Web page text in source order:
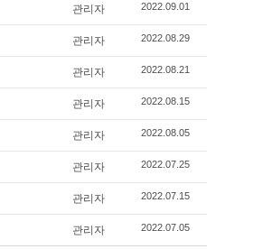
관리자 2022.09.01
관리자 2022.08.29
관리자 2022.08.21
관리자 2022.08.15
관리자 2022.08.05
관리자 2022.07.25
관리자 2022.07.15
관리자 2022.07.05